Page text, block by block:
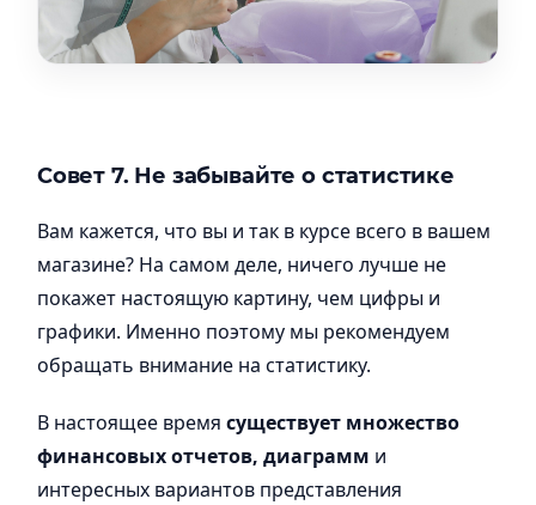
Совет 7. Не забывайте о статистике
Вам кажется, что вы и так в курсе всего в вашем
магазине? На самом деле, ничего лучше не
покажет настоящую картину, чем цифры и
графики. Именно поэтому мы рекомендуем
обращать внимание на статистику.
В настоящее время существует множество
финансовых отчетов, диаграмм и
интересных вариантов представления